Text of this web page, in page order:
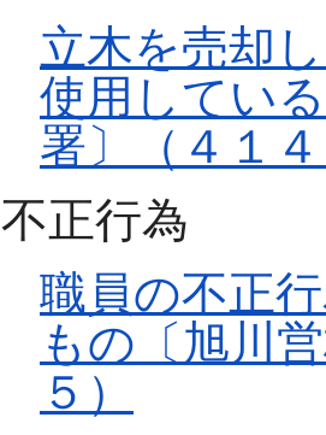
立木を売却
使用してい
署〕（４１
不正行為
職員の不正
もの〔旭川
５）